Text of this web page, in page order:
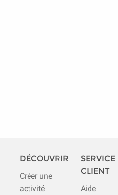
DÉCOUVRIR
Créer une
activité
SERVICE
CLIENT
Aide